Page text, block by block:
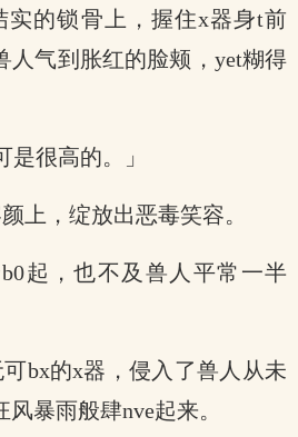
实的锁骨上，握住x器身t前
人气到胀红的脸颊，yet糊得
是很高的。」
上，绽放出恶毒笑容。
起，也不及兽人平常一半
bx的x器，侵入了兽人从未
暴雨般肆nve起来。